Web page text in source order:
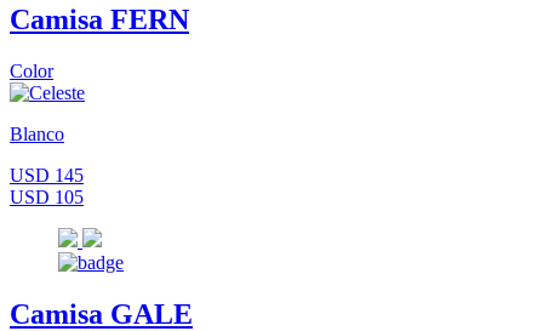
Camisa FERN
Color
Blanco
USD 145
USD 105
Camisa GALE